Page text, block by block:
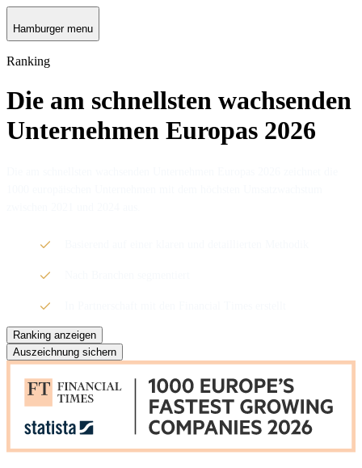
Hamburger menu
Ranking
Die am schnellsten wachsenden
Unternehmen Europas 2026
Ranking anzeigen
Auszeichnung sichern